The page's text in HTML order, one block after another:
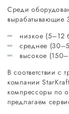
Среди
вырабатывающие
низкое (5–12
среднее
высокое
В соответствии с
компании
компрессоры по
предлагаем